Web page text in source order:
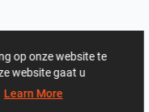
op onze website te
website gaat u
Learn More